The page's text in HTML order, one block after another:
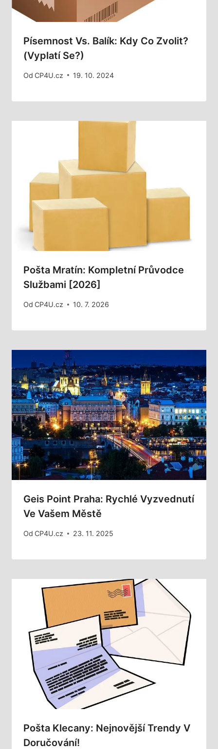
Písemnost Vs. Balík: Kdy Co Zvolit?
(Vyplatí Se?)
Od CP4U.cz 19. 10. 2024
Pošta Mratín: Kompletní Průvodce
Službami [2026]
Od CP4U.cz 10. 7. 2026
Geis Point Praha: Rychlé Vyzvednutí
Ve Vašem Městě
Od CP4U.cz 23. 11. 2025
Pošta Klecany: Nejnovější Trendy V
Doručování!